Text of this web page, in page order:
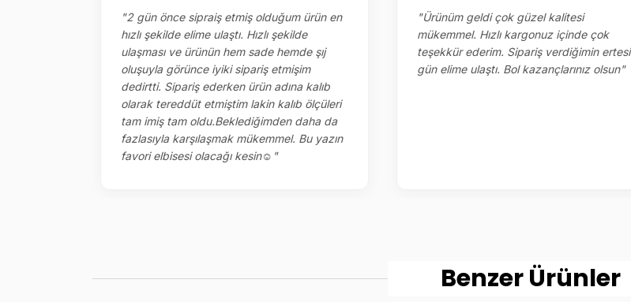
"2 gün önce sipraiş etmiş olduğum ürün en
hızlı şekilde elime ulaştı. Hızlı şekilde
ulaşması ve ürünün hem sade hemde şıj
oluşuyla görünce iyiki sipariş etmişim
dedirtti. Sipariş ederken ürün adına kalıb
olarak tereddüt etmiştim lakin kalıb ölçüleri
tam imiş tam oldu.Beklediğimden daha da
fazlasıyla karşılaşmak mükemmel. Bu yazın
favori elbisesi olacağı kesin☺️"
"Ürünüm geldi çok güzel kalitesi
mükemmel. Hızlı kargonuz içinde çok
teşekkür ederim. Sipariş verdiğimin ertesi
gün elime ulaştı. Bol kazançlarınız olsun"
Benzer Ürünler